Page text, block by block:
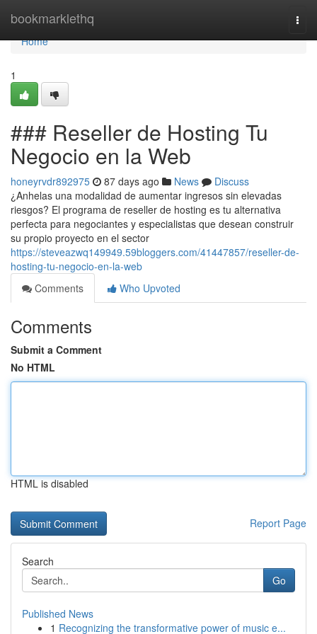
bookmarklethq
Home
Home
1
### Reseller de Hosting Tu
Negocio en la Web
honeyrvdr892975 87 days ago News
Discuss
¿Anhelas una modalidad de aumentar ingresos sin elevadas
riesgos? El programa de reseller de hosting es tu alternativa
perfecta para negociantes y especialistas que desean construir
su propio proyecto en el sector
https://steveazwq149949.59bloggers.com/41447857/reseller-de-
hosting-tu-negocio-en-la-web
Comments
Who Upvoted
Comments
Submit a Comment
No HTML
HTML is disabled
Report Page
Search
Go
Published News
1 Recognizing the transformative power of music e...